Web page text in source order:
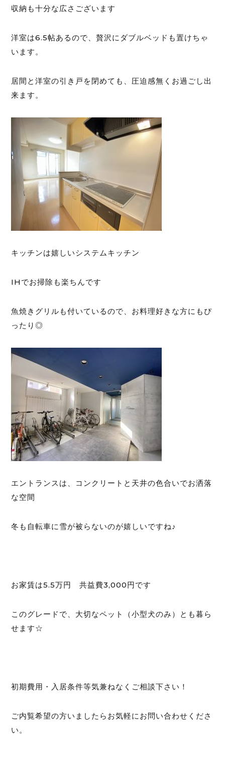
収納も十分な広さございます
洋室は6.5帖あるので、贅沢にダブルベッドも置けちゃ
います。
居間と洋室の引き戸を閉めても、圧迫感無くお過ごし出
来ます。
キッチンは嬉しいシステムキッチン
IHでお掃除も楽ちんです
魚焼きグリルも付いているので、お料理好きな方にもぴ
ったり◎
エントランスは、コンクリートと天井の色合いでお洒落
な空間
冬も自転車に雪が被らないのが嬉しいですね♪
お家賃は5.5万円 共益費3,000円です
このグレードで、大切なペット（小型犬のみ）とも暮ら
せます☆
初期費用・入居条件等気兼ねなくご相談下さい！
ご内覧希望の方いましたらお気軽にお問い合わせくださ
い。